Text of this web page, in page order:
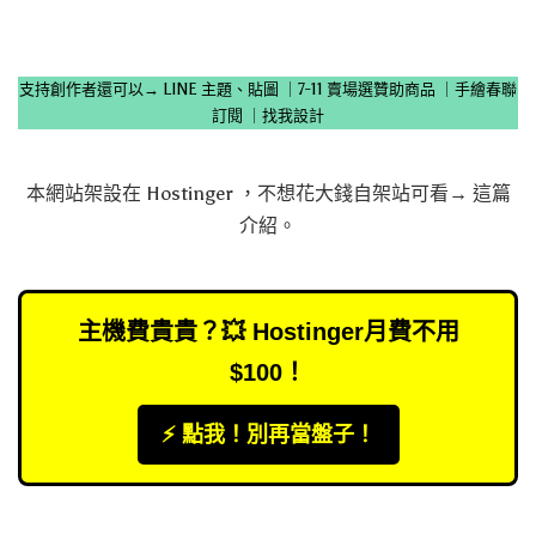
支持創作者還可以→ LINE 主題、貼圖 7-11 賣場選贊助商品
手繪春聯
訂閱
找我設計
本網站架設在 Hostinger，不想花大錢自架站可看→ 這篇
介紹 。
主機費貴貴？💥 Hostinger月費不用
$100！
⚡️ 點我！別再當盤子！